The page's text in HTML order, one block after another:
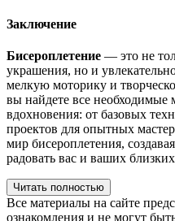
Заключение
Бисероплетение — это не
украшения, но и
мелкую моторику и
вы найдете все необходимые
вдохновения: от базовых
проектов для опытных
мир бисероплетения,
радовать вас и ваших
Читать полностью
Все материалы на сайте
ознакомления и не могут